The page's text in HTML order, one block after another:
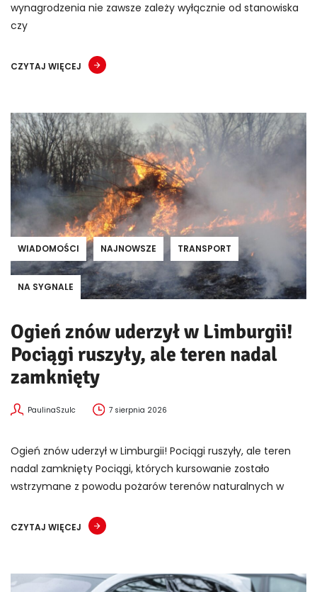
wynagrodzenia nie zawsze zależy wyłącznie od stanowiska
czy
CZYTAJ WIĘCEJ
WIADOMOŚCI NAJNOWSZE TRANSPORT
NA SYGNALE
Ogień znów uderzył w Limburgii!
Pociągi ruszyły, ale teren nadal
zamknięty
PaulinaSzulc 7 sierpnia 2026
Ogień znów uderzył w Limburgii! Pociągi ruszyły, ale teren
nadal zamknięty Pociągi, których kursowanie zostało
wstrzymane z powodu pożarów terenów naturalnych w
CZYTAJ WIĘCEJ